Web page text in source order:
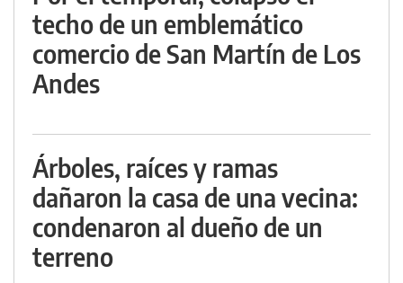
techo de un emblemático
comercio de San Martín de Los
Andes
Árboles, raíces y ramas
dañaron la casa de una vecina:
condenaron al dueño de un
terreno